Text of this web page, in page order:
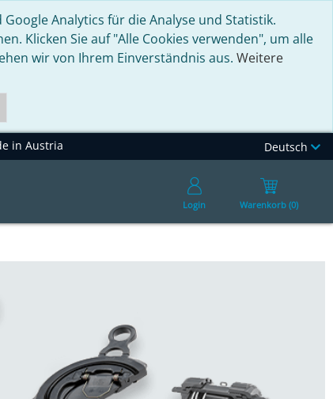
Analytics für die Analyse und Statistik.
Klicken Sie auf "Alle Cookies verwenden", um alle
wir von Ihrem Einverständnis aus. Weitere
in Austria Deutsch
Login Warenkorb (0)